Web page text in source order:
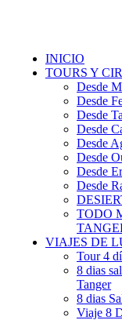
INICIO
TOURS Y
Desde
Desde
Desde
Desde
Desde
Desde
Desde
Desde
TODO
VIAJES DE
Tour 4
8 dias
Tanger
8 dias
Viaje 8